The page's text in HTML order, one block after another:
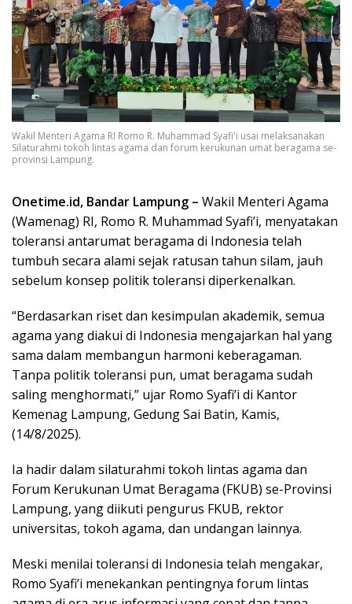
Wakil Menteri Agama RI Romo R. Muhammad Syafi'i usai melaksanakan
Silaturahmi tokoh lintas agama dan forum kerukunan umat beragama se-
provinsi Lampung.
Onetime.id, Bandar Lampung – Wakil Menteri Agama
(Wamenag) RI, Romo R. Muhammad Syafi’i, menyatakan
toleransi antarumat beragama di Indonesia telah
tumbuh secara alami sejak ratusan tahun silam, jauh
sebelum konsep politik toleransi diperkenalkan.
“Berdasarkan riset dan kesimpulan akademik, semua
agama yang diakui di Indonesia mengajarkan hal yang
sama dalam membangun harmoni keberagaman.
Tanpa politik toleransi pun, umat beragama sudah
saling menghormati,” ujar Romo Syafi’i di Kantor
Kemenag Lampung, Gedung Sai Batin, Kamis,
(14/8/2025).
Ia hadir dalam silaturahmi tokoh lintas agama dan
Forum Kerukunan Umat Beragama (FKUB) se-Provinsi
Lampung, yang diikuti pengurus FKUB, rektor
universitas, tokoh agama, dan undangan lainnya.
Meski menilai toleransi di Indonesia telah mengakar,
Romo Syafi’i menekankan pentingnya forum lintas